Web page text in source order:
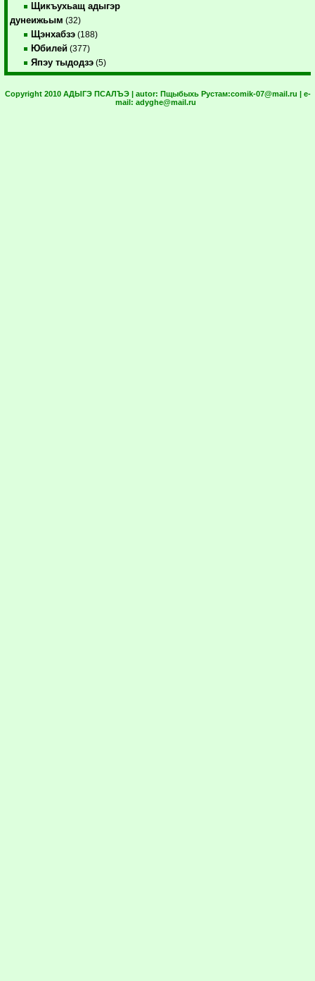
Щикъухьащ адыгэр
дунеижьым (32)
Щэнхабзэ (188)
Юбилей (377)
Япэу тыдодзэ (5)
Copyright 2010 АДЫГЭ ПСАЛЪЭ | autor: Пщыбыхь Рустам:comik-07@mail.ru | e-
mail: adyghe@mail.ru